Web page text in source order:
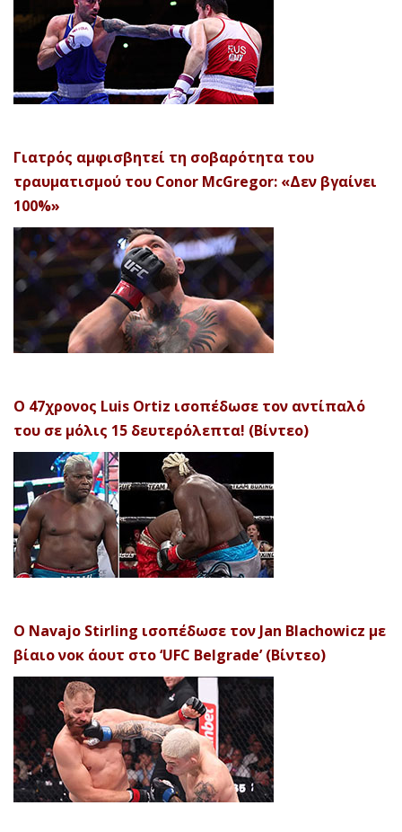
Γιατρός αμφισβητεί τη σοβαρότητα του
τραυματισμού του Conor McGregor: «Δεν βγαίνει
100%»
Ο 47χρονος Luis Ortiz ισοπέδωσε τον αντίπαλό
του σε μόλις 15 δευτερόλεπτα! (Βίντεο)
Ο Navajo Stirling ισοπέδωσε τον Jan Blachowicz με
βίαιο νοκ άουτ στο ‘UFC Belgrade’ (Βίντεο)